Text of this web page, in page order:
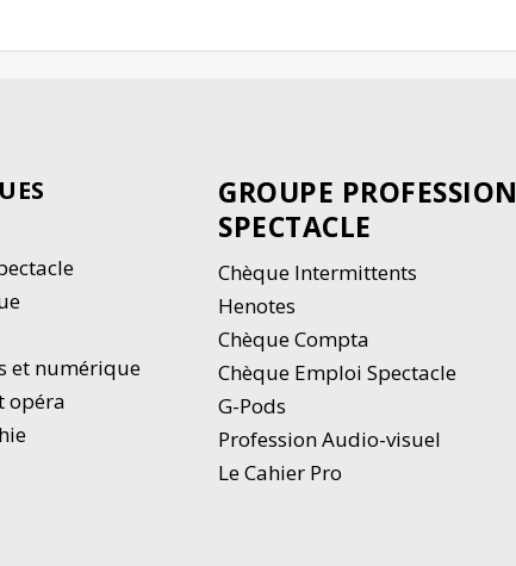
et numérique
opéra
GROUPE PROFESSION
SPECTACLE
Chèque Intermittents
Henotes
Chèque Compta
Chèque Emploi Spectacle
G-Pods
Profession Audio-visuel
Le Cahier Pro